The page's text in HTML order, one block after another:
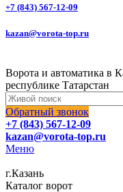
+7 (843) 567-12-09
kazan@vorota-top.ru
Ворота и автоматика в
республике Татарстан
Обратный звонок
+7 (843) 567-12-09
kazan@vorota-top.ru
Меню
г.Казань
Каталог ворот